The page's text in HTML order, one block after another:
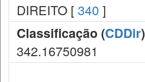
DIREITO [ 340 ]
Classificação (CDDir)
342.16750981